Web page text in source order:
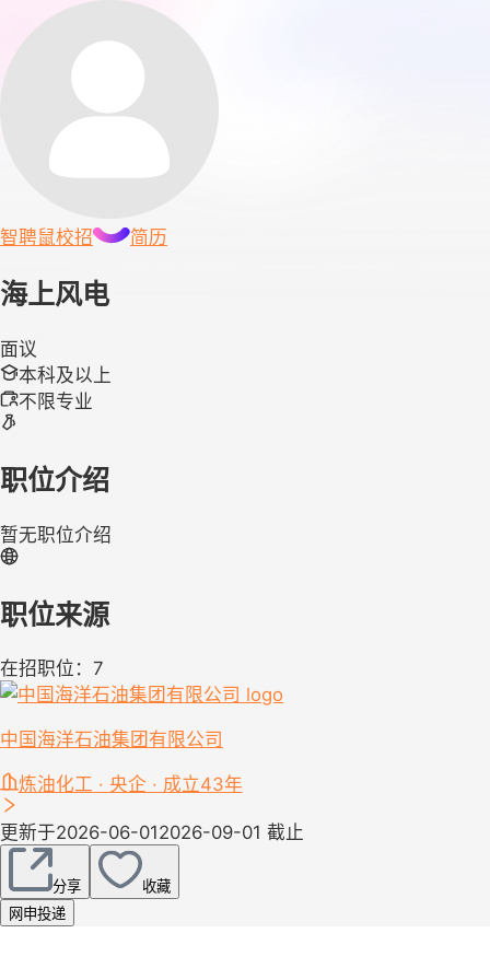
智聘鼠校招 简历
海上风电
面议
本科及以上
不限专业
职位介绍
暂无职位介绍
职位来源
在招职位：7
中国海洋石油集团有限公司
炼油化工 · 央企 · 成立43年
更新于2026-06-012026-09-01 截止
分享
收藏
网申投递